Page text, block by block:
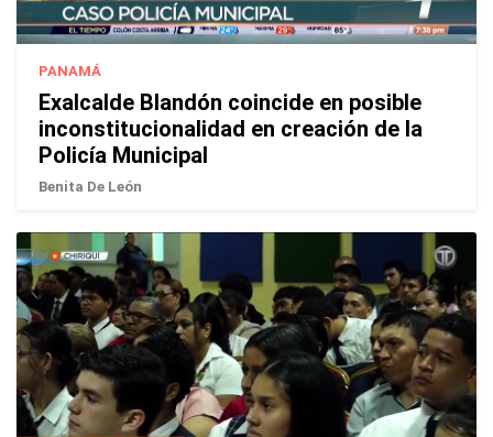
PANAMÁ
Exalcalde Blandón coincide en posible
inconstitucionalidad en creación de la
Policía Municipal
Benita De León